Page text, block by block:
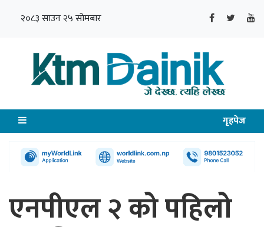
२०८३ साउन २५ सोमबार
गृहपेज
एनपीएल २ को पहिलो